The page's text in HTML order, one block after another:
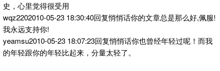
史，心里觉得很受用
wqz2202010-05-23 18:30:40回复悄悄话你的文章总是那么好,佩服!
我永远支持你!
yeamsu2010-05-23 18:07:23回复悄悄话你也曾经年轻过呢！而我
的年轻跟你的年轻比起来，分量太轻了。